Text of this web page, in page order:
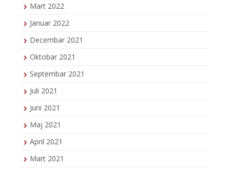
Mart 2022
Januar 2022
Decembar 2021
Oktobar 2021
Septembar 2021
Juli 2021
Juni 2021
Maj 2021
April 2021
Mart 2021